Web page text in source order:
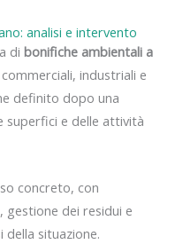
analisi e intervento
di bonifiche ambientali a
industriali e
definito dopo una
superfici e delle attività
concreto, con
gestione dei residui e
situazione.